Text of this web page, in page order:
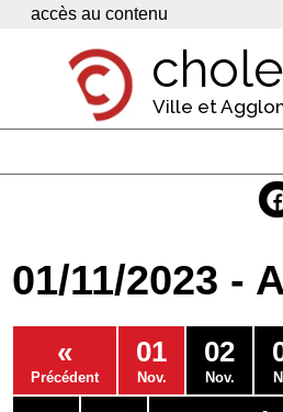
Panneau de gestion des cookies
accès au contenu
Ville et
Economie
Services
Contacts
01/11/2023 -
«
Précédent
01
Nov.
02
Nov.